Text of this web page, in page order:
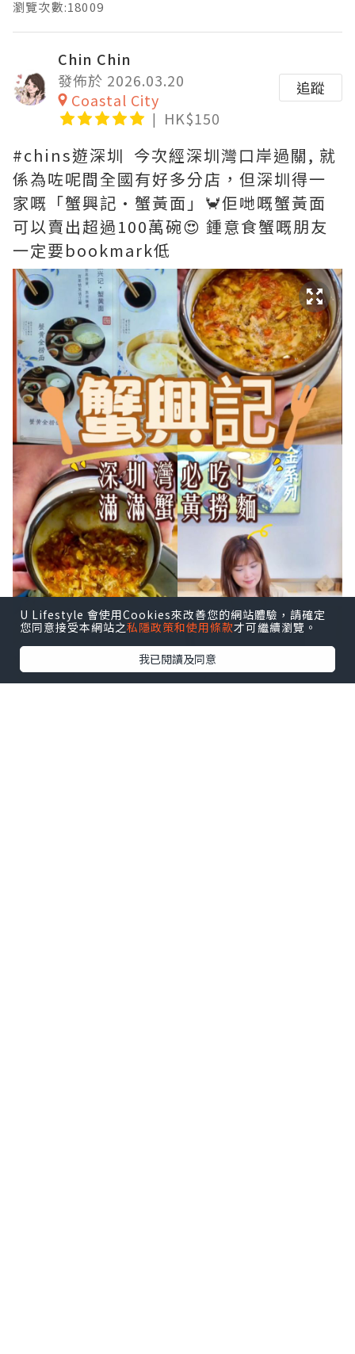
瀏覽次數:18009
Chin Chin
發佈於 2026.03.20
Coastal City
HK$150
追蹤
#chins遊深圳 今次經深圳灣口岸過關, 就
係為咗呢間全國有好多分店，但深圳得一
家嘅「蟹興記·蟹黃面」🦀佢哋嘅蟹黃面
可以賣出超過100萬碗😍 鍾意食蟹嘅朋友
一定要bookmark低
U Lifestyle 會使用Cookies來改善您的網站體驗，請確定
您同意接受本網站之私隱政策和使用條款才可繼續瀏覽。
我已閱讀及同意